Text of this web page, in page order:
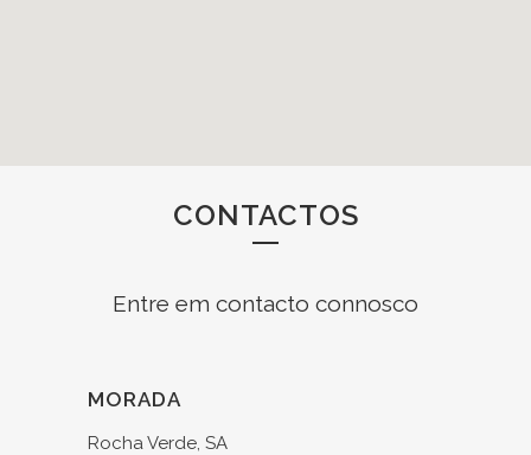
CONTACTOS
Entre em contacto connosco
MORADA
Rocha Verde, SA